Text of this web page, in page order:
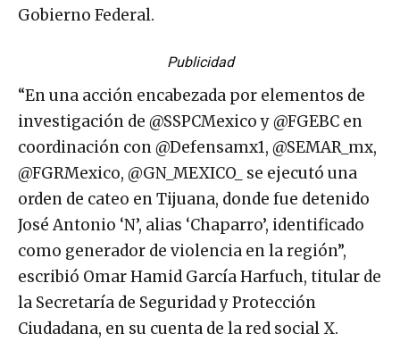
Gobierno Federal.
Publicidad
“En una acción encabezada por elementos de
investigación de @SSPCMexico y @FGEBC en
coordinación con @Defensamx1, @SEMAR_mx,
@FGRMexico, @GN_MEXICO_ se ejecutó una
orden de cateo en Tijuana, donde fue detenido
José Antonio ‘N’, alias ‘Chaparro’, identificado
como generador de violencia en la región”,
escribió Omar Hamid García Harfuch, titular de
la Secretaría de Seguridad y Protección
Ciudadana, en su cuenta de la red social X.